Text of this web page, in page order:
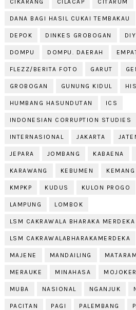
CIKARANG CILACAP CITARUM
DANA BAGI HASIL CUKAI TEMBAKAU
DEPOK DINKES GROBOGAN DIY
DOMPU DOMPU. DAERAH
FLEZZ/BERITA FOTO GARUT
GROBOGAN GUNUNG KIDUL
HUMBANG HASUNDUTAN ICS
INDONESIAN CORRUPTION STUDIES
INTERNASIONAL JAKARTA
JEPARA JOMBANG KABAENA
KARAWANG KEBUMEN KEMANG
KMPKP KUDUS KULON PROGO
LAMPUNG LOMBOK
LSM CAKRAWALA BHARAKA MERDEKA
LSM CAKRAWALABHARAKAMERDEKA
MAJENE MANDAILING MATARAM
MERAUKE MINAHASA
MUBA NASIONAL NGANJUK
PACITAN PAGI PALEMBANG